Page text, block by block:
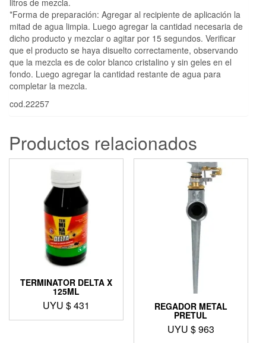
*Forma de preparación: Agregar al recipiente de aplicación la
mitad de agua limpia. Luego agregar la cantidad necesaria de
dicho producto y mezclar o agitar por 15 segundos. Verificar
que el producto se haya disuelto correctamente, observando
que la mezcla es de color blanco cristalino y sin geles en el
fondo. Luego agregar la cantidad restante de agua para
completar la mezcla.
cod.22257
Productos relacionados
TERMINATOR DELTA X
125ML
UYU $431 REGADOR METAL
PRETUL
UYU $963